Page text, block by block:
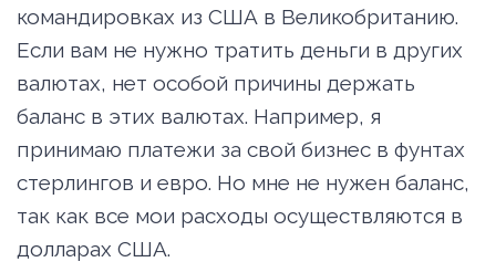
командировках из США в Великобританию.
Если вам не нужно тратить деньги в других
валютах, нет особой причины держать
баланс в этих валютах. Например, я
принимаю платежи за свой бизнес в фунтах
стерлингов и евро. Но мне не нужен баланс,
так как все мои расходы осуществляются в
долларах США.